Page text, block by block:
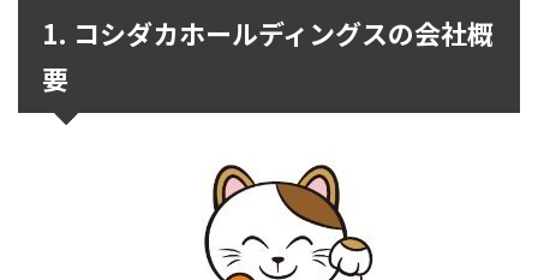
1. コシダカホールディングスの会社概
要